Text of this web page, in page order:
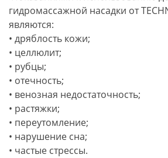
гидромассажной насадки от
являются:
• дряблость кожи;
• целлюлит;
• рубцы;
• отечность;
• венозная недостаточность;
• растяжки;
• переутомление;
• нарушение сна;
• частые стрессы.